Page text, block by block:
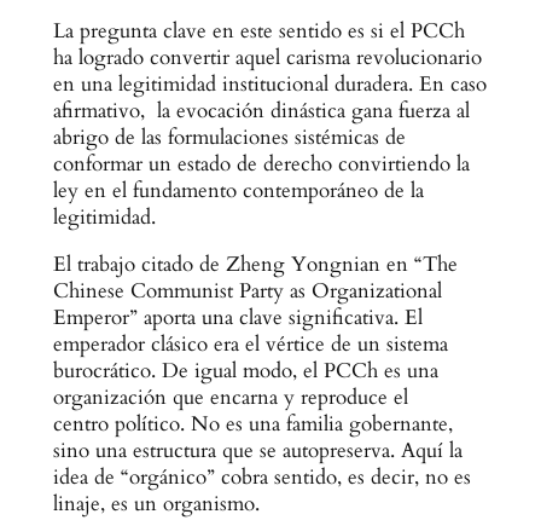
La pregunta clave en este sentido es si el PCCh
ha logrado convertir aquel carisma revolucionario
en una legitimidad institucional duradera. En caso
afirmativo, la evocación dinástica gana fuerza al
abrigo de las formulaciones sistémicas de
conformar un estado de derecho convirtiendo la
ley en el fundamento contemporáneo de la
legitimidad.
El trabajo citado de Zheng Yongnian en “The
Chinese Communist Party as Organizational
Emperor” aporta una clave significativa. El
emperador clásico era el vértice de un sistema
burocrático. De igual modo, el PCCh es una
organización que encarna y reproduce el
centro político. No es una familia gobernante,
sino una estructura que se autopreserva. Aquí la
idea de “orgánico” cobra sentido, es decir, no es
linaje, es un organismo.